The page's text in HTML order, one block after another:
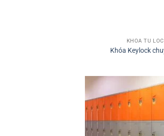
KHÓA TỦ
Khóa Keylock